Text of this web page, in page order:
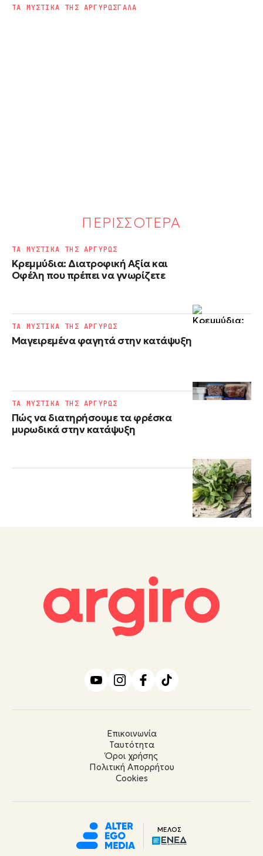
ΤΑ ΜΥΣΤΙΚΑ ΤΗΣ ΑΡΓΥΡΩΣΓΑΛΑ
ΠΕΡΙΣΣΟΤΕΡΑ
Κρεμμύδια: Διατροφική Αξία και
Οφέλη που πρέπει να γνωρίζετε
ΤΑ ΜΥΣΤΙΚΑ ΤΗΣ ΑΡΓΥΡΩΣ
Μαγειρεμένα φαγητά στην κατάψυξη
ΤΑ ΜΥΣΤΙΚΑ ΤΗΣ ΑΡΓΥΡΩΣ
Πώς να διατηρήσουμε τα φρέσκα
μυρωδικά στην κατάψυξη
ΤΑ ΜΥΣΤΙΚΑ ΤΗΣ ΑΡΓΥΡΩΣ
Επικοινωνία
Ταυτότητα
Όροι χρήσης
Πολιτική Απορρήτου
Cookies
ΜΕΛΟΣ